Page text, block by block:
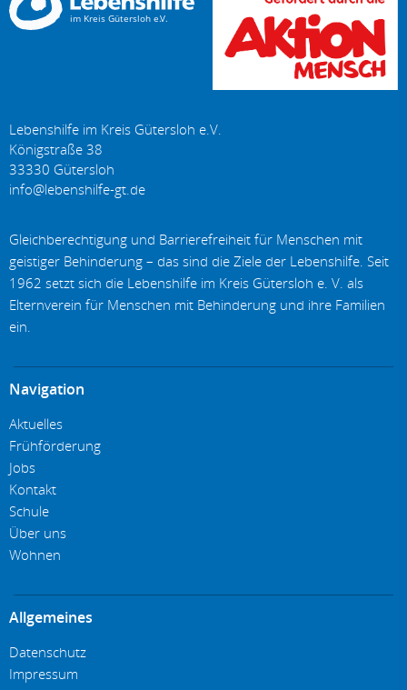
Lebenshilfe im Kreis Gütersloh e.V.
Königstraße 38
33330 Gütersloh
Gleichberechtigung und Barrierefreiheit für Menschen mit
geistiger Behinderung – das sind die Ziele der Lebenshilfe. Seit
1962 setzt sich die Lebenshilfe im Kreis Gütersloh e. V. als
Elternverein für Menschen mit Behinderung und ihre Familien
ein.
Navigation
Aktuelles
Frühförderung
Jobs
Kontakt
Schule
Über uns
Wohnen
Allgemeines
Datenschutz
Impressum